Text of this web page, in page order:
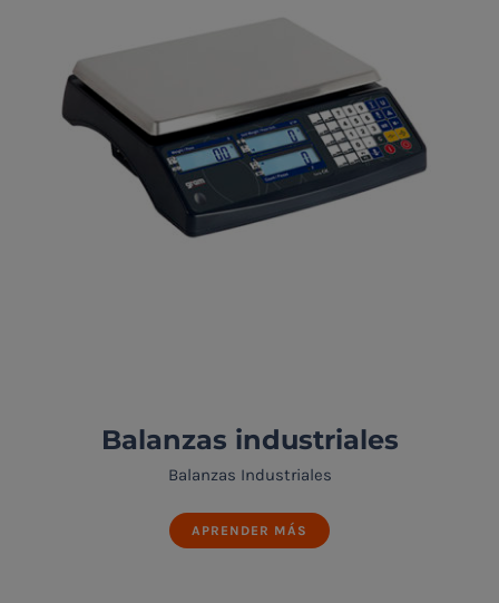
Balanzas industriales
Balanzas Industriales
APRENDER MÁS